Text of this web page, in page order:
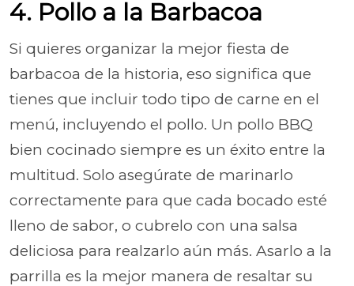
4. Pollo a la Barbacoa
Si quieres organizar la mejor fiesta de
barbacoa de la historia, eso significa que
tienes que incluir todo tipo de carne en el
menú, incluyendo el pollo. Un pollo BBQ
bien cocinado siempre es un éxito entre la
multitud. Solo asegúrate de marinarlo
correctamente para que cada bocado esté
lleno de sabor, o cubrelo con una salsa
deliciosa para realzarlo aún más. Asarlo a la
parrilla es la mejor manera de resaltar su